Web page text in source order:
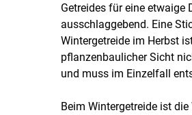
Getreides für eine etwaige
ausschlaggebend. Eine
Wintergetreide im Herbst
pflanzenbaulicher Sicht
und muss im Einzelfall
Beim Wintergetreide ist